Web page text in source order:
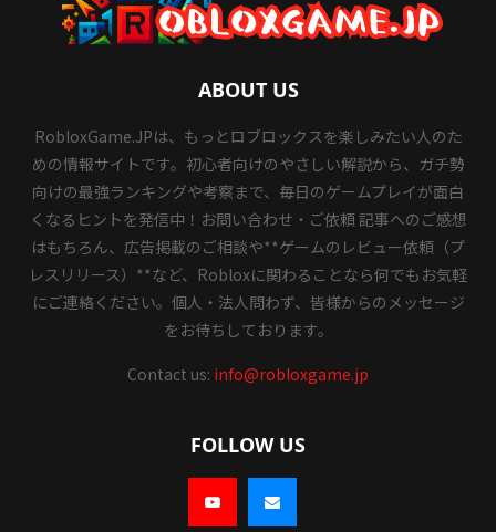
ABOUT US
RobloxGame.JPは、もっとロブロックスを楽しみたい人のた
めの情報サイトです。初心者向けのやさしい解説から、ガチ勢
向けの最強ランキングや考察まで、毎日のゲームプレイが面白
くなるヒントを発信中！お問い合わせ・ご依頼 記事へのご感想
はもちろん、広告掲載のご相談や**ゲームのレビュー依頼（プ
レスリリース）**など、Robloxに関わることなら何でもお気軽
にご連絡ください。個人・法人問わず、皆様からのメッセージ
をお待ちしております。
Contact us: info@robloxgame.jp
FOLLOW US